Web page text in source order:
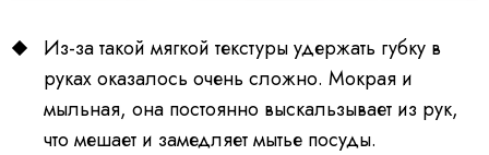
Из-за такой мягкой текстуры удержать губку в
руках оказалось очень сложно. Мокрая и
мыльная, она постоянно выскальзывает из рук,
что мешает и замедляет мытье посуды.